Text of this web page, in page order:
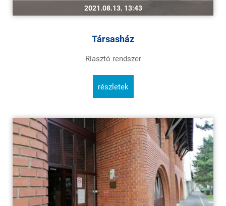
2021.08.13. 13:43
Társasház
Riasztó rendszer
részletek